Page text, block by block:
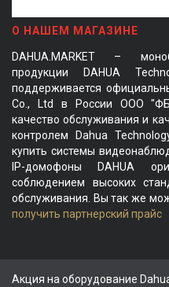
О НАШЕМ МАГАЗИНЕ
DAHUA.MARKET –
продукции DAHUA
поддерживается
Co., Ltd в России ООО
качество обслуживания и
контролем Dahua
купить системы
IP-домофоны DAHUA
соблюдением высоких
обслуживания. Вы так же
получить партнерский прайс
Акция на оборудование